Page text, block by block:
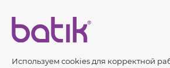
Используем cookies для корректной